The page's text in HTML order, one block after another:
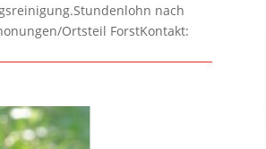
nach
Ortsteil ForstKontakt: